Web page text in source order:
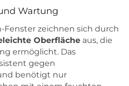
Wartung
zeichnen sich durch
Oberfläche aus, die
ermöglicht. Das
gegen
benötigt nur